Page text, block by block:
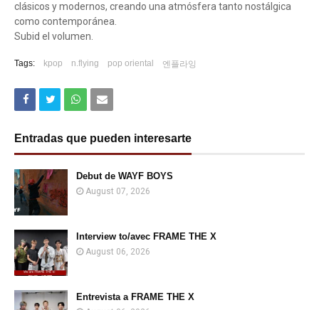
clásicos y modernos, creando una atmósfera tanto nostálgica
como contemporánea.
Subid el volumen.
Tags: kpop n.flying pop oriental 엔플라잉
Entradas que pueden interesarte
Debut de WAYF BOYS
August 07, 2026
Interview to/avec FRAME THE X
August 06, 2026
Entrevista a FRAME THE X